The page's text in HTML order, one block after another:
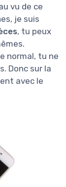
vu de ce
je suis
, tu peux
normal, tu ne
Donc sur la
avec le